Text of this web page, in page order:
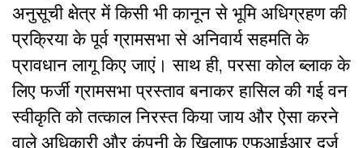
अनुसूची क्षेत्र में किसी भी कानून से भूमि अधिग्रहण की
प्रक्रिया के पूर्व ग्रामसभा से अनिवार्य सहमति के
प्रावधान लागू किए जाएं। साथ ही, परसा कोल ब्लाक के
लिए फर्जी ग्रामसभा प्रस्ताव बनाकर हासिल की गई वन
स्वीकृति को तत्काल निरस्त किया जाय और ऐसा करने
वाले अधिकारी और कंपनी के खिलाफ एफआईआर दर्ज